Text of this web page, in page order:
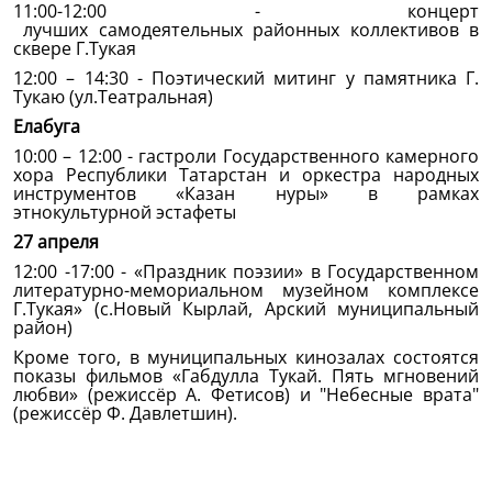
11:00-12:00 - концерт
лучших самодеятельных районных коллективов в
сквере Г.Тукая
12:00 – 14:30 - Поэтический митинг у памятника Г.
Тукаю (ул.Театральная)
Елабуга
10:00 – 12:00 - гастроли Государственного камерного
хора Республики Татарстан и оркестра народных
инструментов «Казан нуры» в рамках
этнокультурной эстафеты
27 апреля
12:00 -17:00 - «Праздник поэзии» в Государственном
литературно-мемориальном музейном комплексе
Г.Тукая» (с.Новый Кырлай, Арский муниципальный
район)
Кроме того, в муниципальных кинозалах состоятся
показы фильмов «Габдулла Тукай. Пять мгновений
любви» (режиссёр А. Фетисов) и "Небесные врата"
(режиссёр Ф. Давлетшин).